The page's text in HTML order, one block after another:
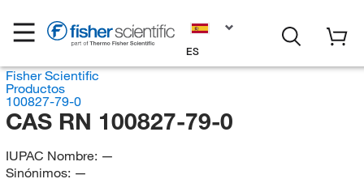
ES
Fisher Scientific
Productos
100827-79-0
CAS RN 100827-79-0
IUPAC Nombre: —
Sinónimos: —